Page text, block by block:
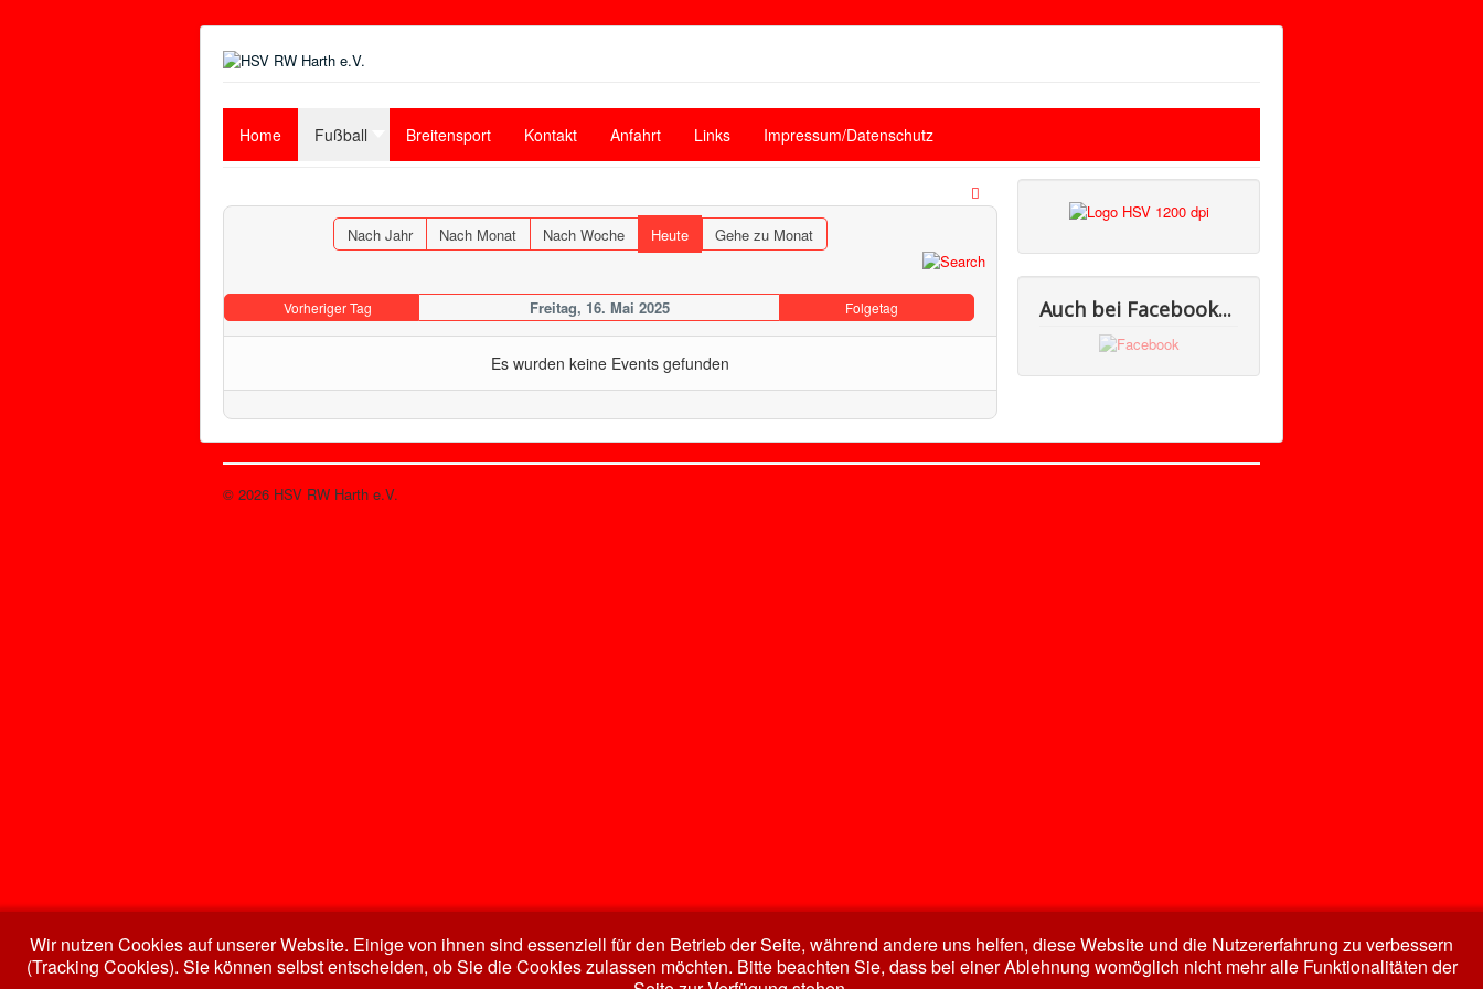
Home Fußball Breitensport Kontakt Anfahrt Links Impressum/Datenschutz
Nach Jahr Nach Monat Nach Woche Heute Gehe zu Monat
Vorheriger Tag Freitag, 16. Mai 2025 Folgetag
Es wurden keine Events gefunden
Auch bei Facebook...
© 2026 HSV RW Harth e.V.
Wir nutzen Cookies auf unserer Website. Einige von ihnen sind essenziell für den Betrieb der Seite, während andere uns helfen, diese Website und die Nutzererfahrung zu verbessern
(Tracking Cookies). Sie können selbst entscheiden, ob Sie die Cookies zulassen möchten. Bitte beachten Sie, dass bei einer Ablehnung womöglich nicht mehr alle Funktionalitäten der